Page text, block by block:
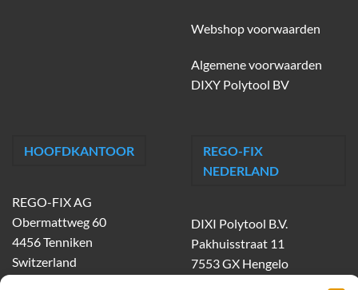
Webshop voorwaarden
Algemene voorwaarden
DIXY Polytool BV
HOOFDKANTOOR
REGO-FIX AG
Obermattweg 60
4456 Tenniken
Switzerland
REGO-FIX
NEDERLAND
DIXI Polytool B.V.
Pakhuisstraat 11
7553 GX Hengelo